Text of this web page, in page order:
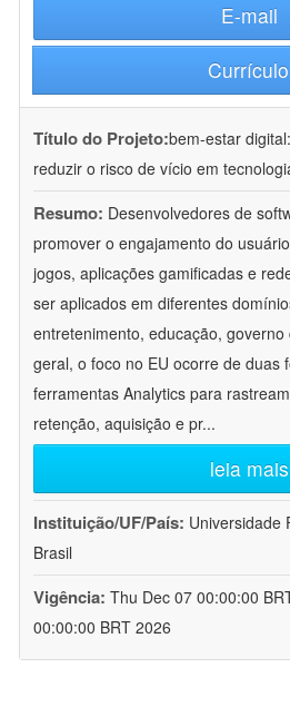
E-mail
Currículo
Título do Projeto:bem-estar
reduzir o risco de vício em
Resumo: Desenvolvedores de
promover o engajamento do
jogos, aplicações gamificadas e
ser aplicados em diferentes
entretenimento, educação, governo
geral, o foco no EU ocorre de duas
ferramentas Analytics para
retenção, aquisição e pr...
leia mais
Instituição/UF/País: Universidade
Brasil
Vigência: Thu Dec 07 00:00:00
00:00:00 BRT 2026